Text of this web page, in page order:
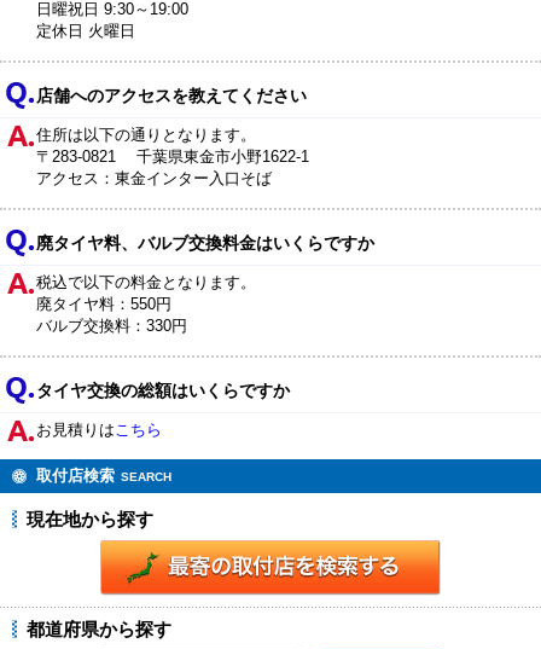
日曜祝日 9:30～19:00
定休日 火曜日
店舗へのアクセスを教えてください
住所は以下の通りとなります。
〒283-0821 千葉県東金市小野1622-1
アクセス：東金インター入口そば
廃タイヤ料、バルブ交換料金はいくらですか
税込で以下の料金となります。
廃タイヤ料：550円
バルブ交換料：330円
タイヤ交換の総額はいくらですか
お見積りはこちら
取付店検索 SEARCH
現在地から探す
都道府県から探す